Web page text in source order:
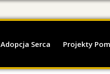
Adopcja Serca Projekty